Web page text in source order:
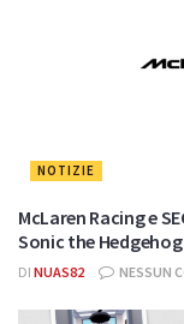
NOTIZIE
McLaren Racing e
Sonic the Hedgehog
DI NUAS82 NESSUN